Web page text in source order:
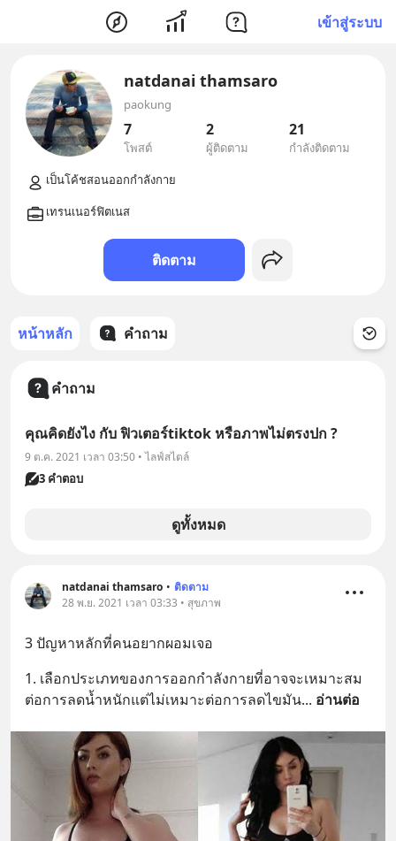
เข้าสู่ระบบ
natdanai thamsaro
paokung
7
โพสต์
2
ผู้ติดตาม
21
กำลังติดตาม
ติดตาม
หน้าหลัก คำถาม
คำถาม
คุณคิดยังไง กับ ฟิวเตอร์tiktok หรือภาพไม่ตรงปก ?
9 ต.ค. 2021 เวลา 03:50 • ไลฟ์สไตล์
3 คำตอบ
ดูทั้งหมด
natdanai thamsaro • ติดตาม
28 พ.ย. 2021 เวลา 03:33 • สุขภาพ
3 ปัญหาหลักที่คนอยากผอมเจอ
1. เลือกประเภทของการออกกำลังกายที่อาจจะเหมาะสม
ต่อการลดน้ำหนักแต่ไม่เหมาะต่อการลดไขมัน... อ่านต่อ